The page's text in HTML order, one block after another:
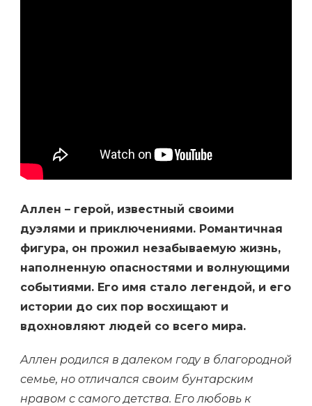
Аллен – герой, известный своими
дуэлями и приключениями. Романтичная
фигура, он прожил незабываемую жизнь,
наполненную опасностями и волнующими
событиями. Его имя стало легендой, и его
истории до сих пор восхищают и
вдохновляют людей со всего мира.
Аллен родился в далеком году в благородной
семье, но отличался своим бунтарским
нравом с самого детства. Его любовь к